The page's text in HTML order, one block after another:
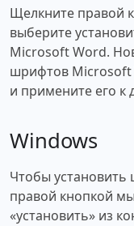
Щелкните правой
выберите
Microsoft Word.
шрифтов Microsoft
и примените его к
Windows
Чтобы
правой кнопкой
«установить» из